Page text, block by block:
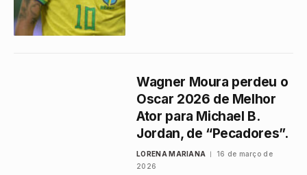
Wagner Moura perdeu o
Oscar 2026 de Melhor
Ator para Michael B.
Jordan, de “Pecadores”.
LORENA MARIANA
16 de março de
2026